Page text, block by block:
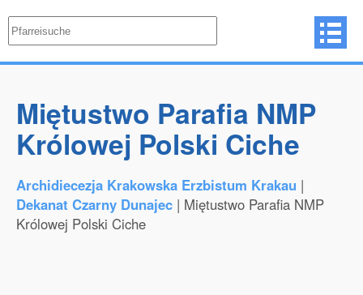
Miętustwo Parafia NMP
Królowej Polski Ciche
Archidiecezja Krakowska Erzbistum Krakau |
Dekanat Czarny Dunajec | Miętustwo Parafia NMP
Królowej Polski Ciche